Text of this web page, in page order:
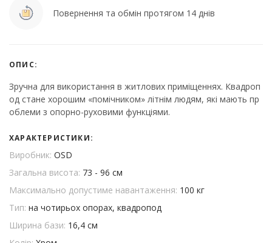
Повернення та обмін протягом 14 днів
ОПИС:
Зручна для використання в житлових приміщеннях. Квадроп
од стане хорошим «помічником» літнім людям, які мають пр
облеми з опорно-руховими функціями.
ХАРАКТЕРИСТИКИ:
Виробник: OSD
Загальна висота: 73 - 96 см
Максимально допустиме навантаження: 100 кг
Тип: на чотирьох опорах, квадропод
Ширина бази: 16,4 см